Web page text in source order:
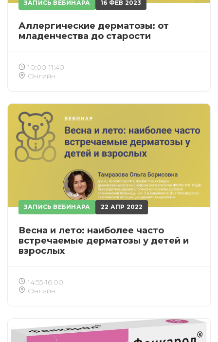
ЗАПИСЬ ВЕБИНАРА 16 ФЕВ 2023
Аллергические дерматозы: от
младенчества до старости
10:00-11:40
Онлайн
ЗАПИСЬ ВЕБИНАРА 22 АПР 2022
Весна и лето: наиболее часто
встречаемые дерматозы у детей и
взрослых
14:55-16:00
Онлайн
ИСКАТЬ
ЗАРЕГИСТРИРОВАТЬСЯ
ПОЛУЧИТЬ
Подтвердите списание баллов
После подтверждения медкоины будут
списаны с Вашего счета.